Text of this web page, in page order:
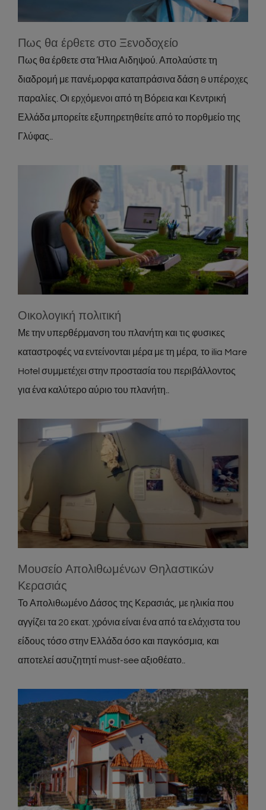
Πως θα έρθετε στο Ξενοδοχείο
Πως θα έρθετε στα Ήλια Αιδηψού. Απολαύστε τη
διαδρομή με πανέµορφα καταπράσινα δάση & υπέροχες
παραλίες. Οι ερχόμενοι από τη Βόρεια και Κεντρική
Ελλάδα μπορείτε εξυπηρετηθείτε από το πορθμείο της
Γλύφας..
Οικολογική πολιτική
About
Οικολογική πολιτική
Με την υπερθέρμανση του πλανήτη και τις φυσικες
καταστροφές να εντείνονται μέρα με τη μέρα, το ilia Mare
Hotel συμμετέχει στην προστασία του περιβάλλοντος
για ένα καλύτερο αύριο του πλανήτη..
Μουσείο Απολιθωμένων Θηλαστικών
Κερασιάς
Attractions
Μουσείο Απολιθωμένων Θηλαστικών
Κερασιάς
Το Απολιθωμένο Δάσος της Κερασιάς, με ηλικία που
αγγίζει τα 20 εκατ. χρόνια είναι ένα από τα ελάχιστα του
είδους τόσο στην Ελλάδα όσο και παγκόσμια, και
αποτελεί ασυζητητί must-see αξιοθέατο..
Μονή Αγίου Γεωργίου
Attractions